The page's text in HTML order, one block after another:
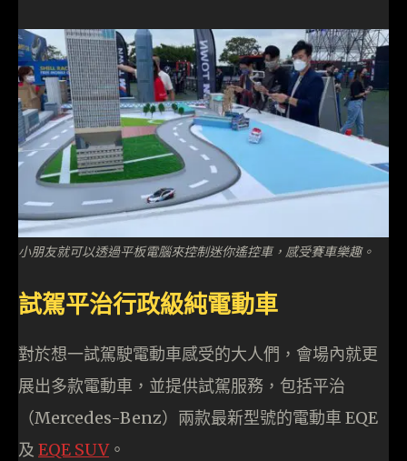
小朋友就可以透過平板電腦來控制迷你遙控車，感受賽車樂趣。
試駕平治行政級純電動車
對於想一試駕駛電動車感受的大人們，會場內就更
展出多款電動車，並提供試駕服務，包括平治
（Mercedes-Benz）兩款最新型號的電動車 EQE
及 EQE SUV。